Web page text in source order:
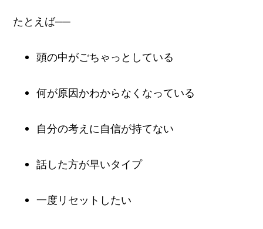
たとえば──
頭の中がごちゃっとしている
何が原因かわからなくなっている
自分の考えに自信が持てない
話した方が早いタイプ
一度リセットしたい